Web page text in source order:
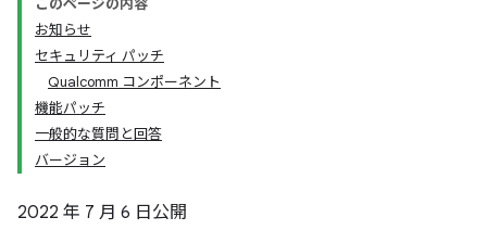
このページの内容
お知らせ
セキュリティ パッチ
Qualcomm コンポーネント
機能パッチ
一般的な質問と回答
バージョン
2022 年 7 月 6 日公開